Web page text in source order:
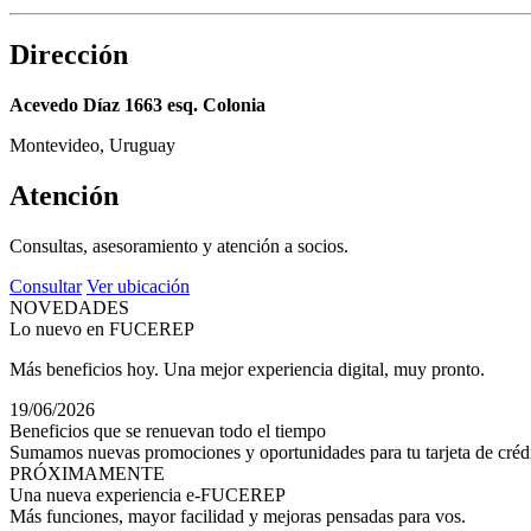
Dirección
Acevedo Díaz 1663 esq. Colonia
Montevideo, Uruguay
Atención
Consultas, asesoramiento y atención a socios.
Consultar Ver ubicación
NOVEDADES
Lo nuevo en FUCEREP
Más beneficios hoy. Una mejor experiencia digital, muy pronto.
19/06/2026
Beneficios que se renuevan todo el tiempo
Sumamos nuevas promociones y oportunidades para tu tarjeta de
PRÓXIMAMENTE
Una nueva experiencia e-FUCEREP
Más funciones, mayor facilidad y mejoras pensadas para vos.